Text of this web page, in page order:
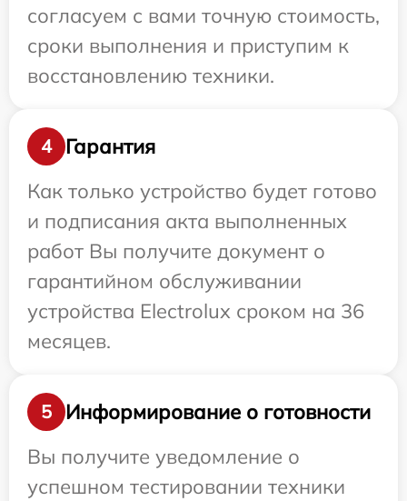
согласуем с вами точную стоимость,
сроки выполнения и приступим к
восстановлению техники.
4
Гарантия
Как только устройство будет готово
и подписания акта выполненных
работ Вы получите документ о
гарантийном обслуживании
устройства Electrolux сроком на 36
месяцев.
5
Информирование о готовности
Вы получите уведомление о
успешном тестировании техники